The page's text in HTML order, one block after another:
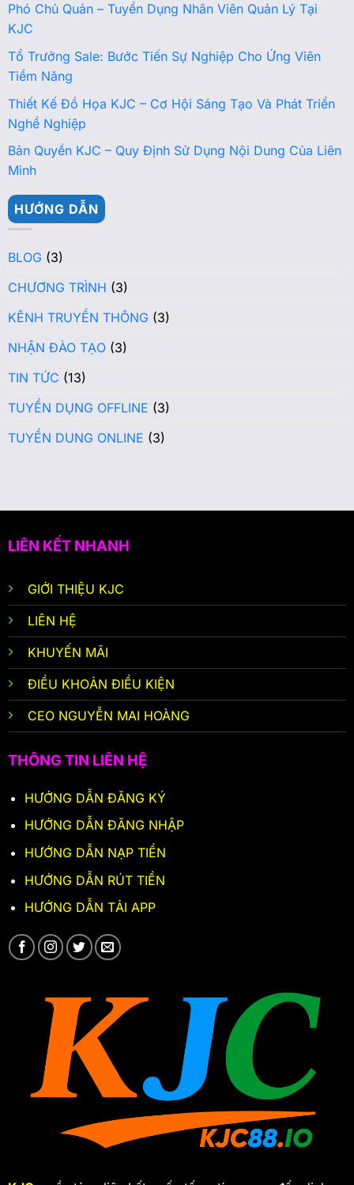
Phó Chủ Quản – Tuyển Dụng Nhân Viên Quản Lý Tại
KJC
Tổ Trưởng Sale: Bước Tiến Sự Nghiệp Cho Ứng Viên
Tiềm Năng
Thiết Kế Đồ Họa KJC – Cơ Hội Sáng Tạo Và Phát Triển
Nghề Nghiệp
Bản Quyền KJC – Quy Định Sử Dụng Nội Dung Của Liên
Minh
HƯỚNG DẪN
BLOG (3)
CHƯƠNG TRÌNH (3)
KÊNH TRUYỀN THÔNG (3)
NHẬN ĐÀO TẠO(3)
TIN TỨC (13)
TUYỂN DỤNG OFFLINE (3)
TUYỂN DUNG ONLINE (3)
LIÊN KẾT NHANH
GIỚI THIỆU KJC
LIÊN HỆ
KHUYẾN MÃI
ĐIỀU KHOẢN ĐIỀU KIỆN
CEO NGUYỄN MAI HOÀNG
THÔNG TIN LIÊN HỆ
HƯỚNG DẪN ĐĂNG KÝ
HƯỚNG DẪN ĐĂNG NHẬP
HƯỚNG DẪN NẠP TIỀN
HƯỚNG DẪN RÚT TIỀN
HƯỚNG DẪN TẢI APP